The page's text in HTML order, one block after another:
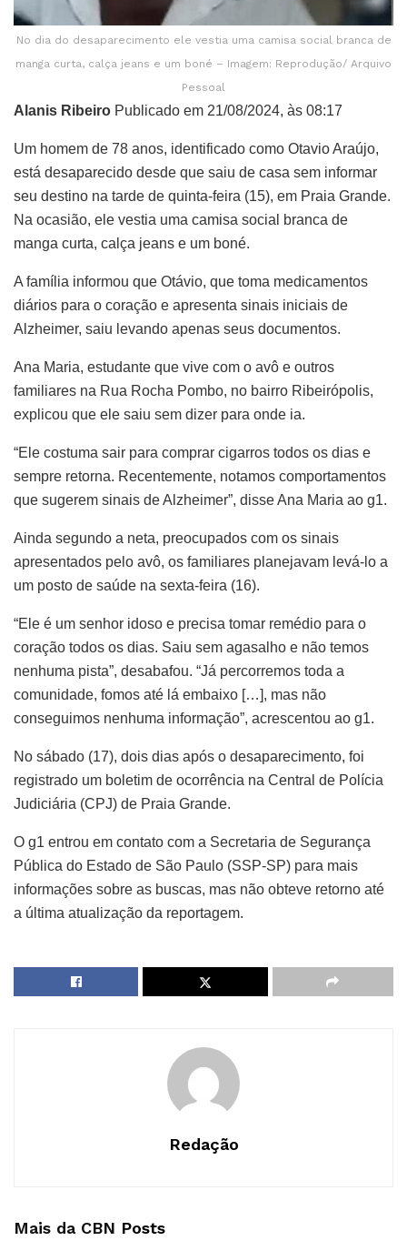
No dia do desaparecimento ele vestia uma camisa social branca de
manga curta, calça jeans e um boné – Imagem: Reprodução/ Arquivo
Pessoal
Alanis Ribeiro Publicado em 21/08/2024, às 08:17
Um homem de 78 anos, identificado como Otavio Araújo,
está desaparecido desde que saiu de casa sem informar
seu destino na tarde de quinta-feira (15), em Praia Grande.
Na ocasião, ele vestia uma camisa social branca de
manga curta, calça jeans e um boné.
A família informou que Otávio, que toma medicamentos
diários para o coração e apresenta sinais iniciais de
Alzheimer, saiu levando apenas seus documentos.
Ana Maria, estudante que vive com o avô e outros
familiares na Rua Rocha Pombo, no bairro Ribeirópolis,
explicou que ele saiu sem dizer para onde ia.
“Ele costuma sair para comprar cigarros todos os dias e
sempre retorna. Recentemente, notamos comportamentos
que sugerem sinais de Alzheimer”, disse Ana Maria ao g1.
Ainda segundo a neta, preocupados com os sinais
apresentados pelo avô, os familiares planejavam levá-lo a
um posto de saúde na sexta-feira (16).
“Ele é um senhor idoso e precisa tomar remédio para o
coração todos os dias. Saiu sem agasalho e não temos
nenhuma pista”, desabafou. “Já percorremos toda a
comunidade, fomos até lá embaixo […], mas não
conseguimos nenhuma informação”, acrescentou ao g1.
No sábado (17), dois dias após o desaparecimento, foi
registrado um boletim de ocorrência na Central de Polícia
Judiciária (CPJ) de Praia Grande.
O g1 entrou em contato com a Secretaria de Segurança
Pública do Estado de São Paulo (SSP-SP) para mais
informações sobre as buscas, mas não obteve retorno até
a última atualização da reportagem.
Redação
Mais da CBN Posts